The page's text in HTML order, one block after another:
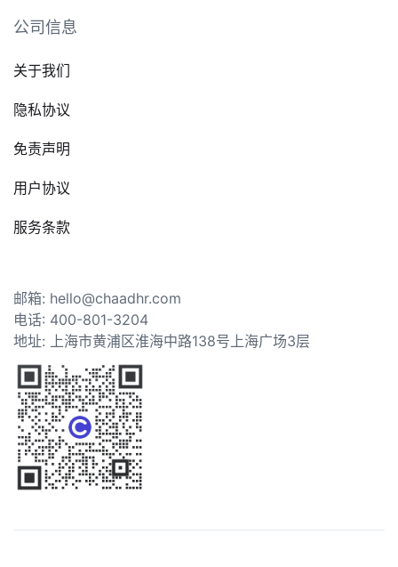
公司信息
关于我们
隐私协议
免责声明
用户协议
服务条款
邮箱: hello@chaadhr.com
电话: 400-801-3204
地址: 上海市黄浦区淮海中路138号上海广场3层